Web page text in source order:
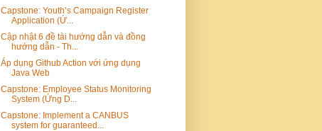
Capstone: Youth’s Campaign Register
Application (Ứ...
Cập nhật 6 đề tài hướng dẫn và đồng
hướng dẫn - Th...
Áp dụng Github Action với ứng dụng
Java Web
Capstone: Employee Status Monitoring
System (Ứng D...
Capstone: Implement a CANBUS
system for guaranteed...